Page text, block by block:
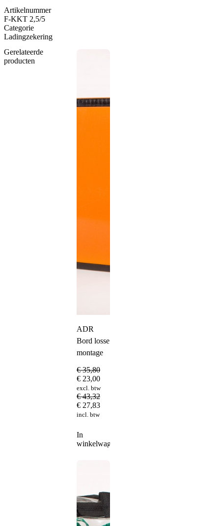
Artikelnummer
F-KKT 2,5/5
Categorie
Ladingzekering
Gerelateerde
producten
ADR
Bord losse
montage
€35,80
€ 23,00
excl. btw
€43,32
€ 27,83
incl. btw
In
winkelwagen